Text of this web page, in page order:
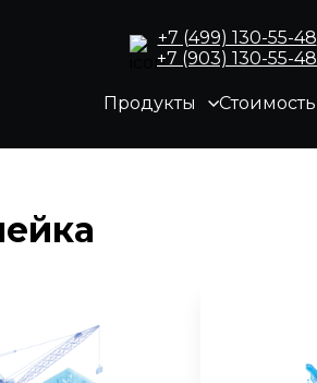
+7 (499) 130-55-48
+7 (903) 130-55-48
Продукты